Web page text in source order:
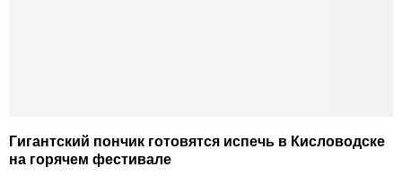
Гигантский пончик готовятся испечь в Кисловодске
на горячем фестивале